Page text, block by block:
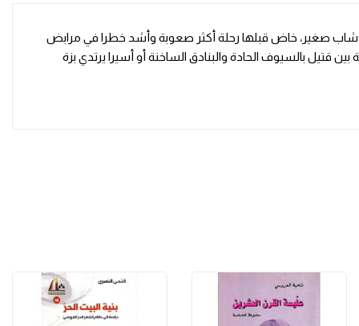
شاب صغير، خاض قبلها رحلة أكثر صعوبة وأشد خطرا في مرابض
بالسيوف الحادة والبنادق الساخنة أو أسيرا يرتدي بزة